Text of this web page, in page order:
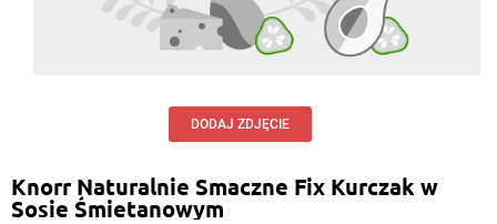
DODAJ ZDJĘCIE
Knorr Naturalnie Smaczne Fix Kurczak w
Sosie Śmietanowym